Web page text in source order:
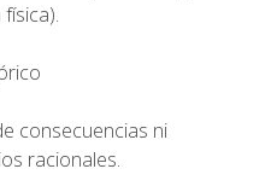
consecuencias ni
racionales.